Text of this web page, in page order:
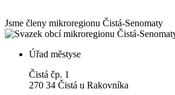
Jsme členy mikroregionu Čistá-Senomaty
Úřad městyse
Čistá čp. 1
270 34 Čistá u Rakovníka